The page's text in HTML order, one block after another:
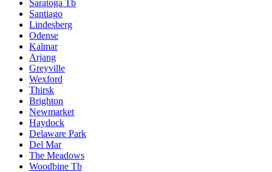
Saratoga Tb
Santiago
Lindesberg
Odense
Kalmar
Arjang
Greyville
Wexford
Thirsk
Brighton
Newmarket
Haydock
Delaware Park
Del Mar
The Meadows
Woodbine Tb